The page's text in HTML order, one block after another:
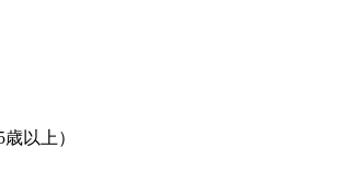
以上）